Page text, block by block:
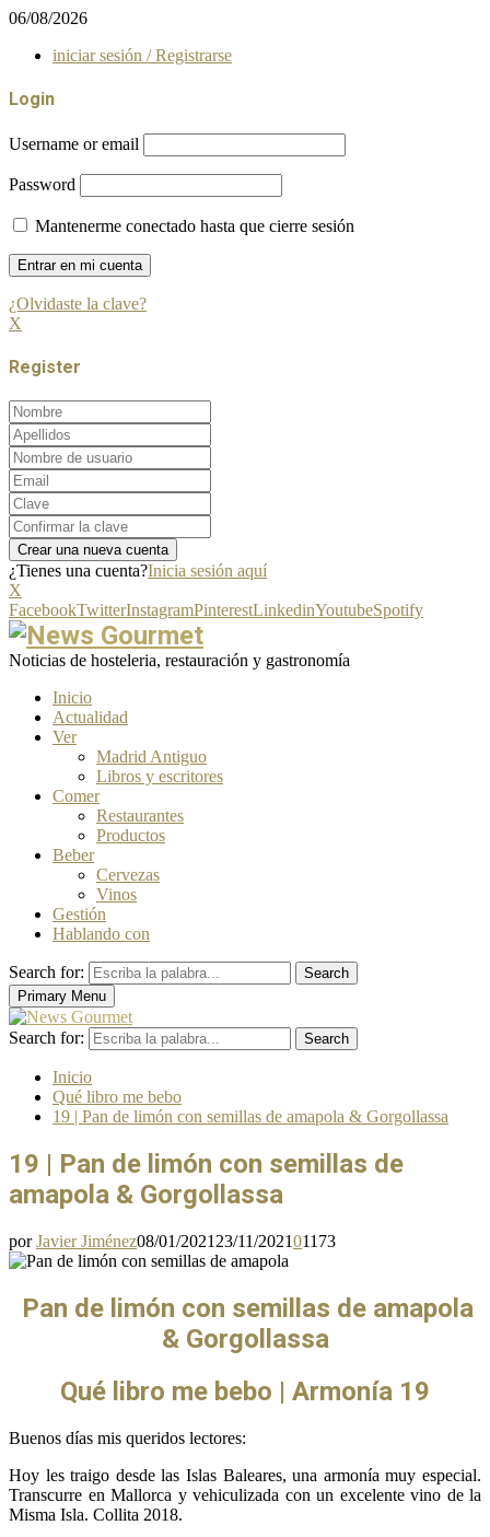
06/08/2026
iniciar sesión / Registrarse
Login
Username or email
Password
Mantenerme conectado hasta que cierre sesión
¿Olvidaste la clave?
X
Register
¿Tienes una cuenta?Inicia sesión aquí
X
FacebookTwitterInstagramPinterestLinkedinYoutubeSpotify
Noticias de hosteleria, restauración y gastronomía
Inicio
Actualidad
Ver
Madrid Antiguo
Libros y escritores
Comer
Restaurantes
Productos
Beber
Cervezas
Vinos
Gestión
Hablando con
Search for:
Search
Primary Menu
Search for: Search
Inicio
Qué libro me bebo
19 | Pan de limón con semillas de amapola & Gorgollassa
19 | Pan de limón con semillas de
amapola & Gorgollassa
porJavier Jiménez08/01/2021 23/11/202101173
Pan de limón con semillas de amapola
& Gorgollassa
Qué libro me bebo | Armonía 19
Buenos días mis queridos lectores:
Hoy les traigo desde las Islas Baleares, una armonía muy especial.
Transcurre en Mallorca y vehiculizada con un excelente vino de la
Misma Isla. Collita 2018.